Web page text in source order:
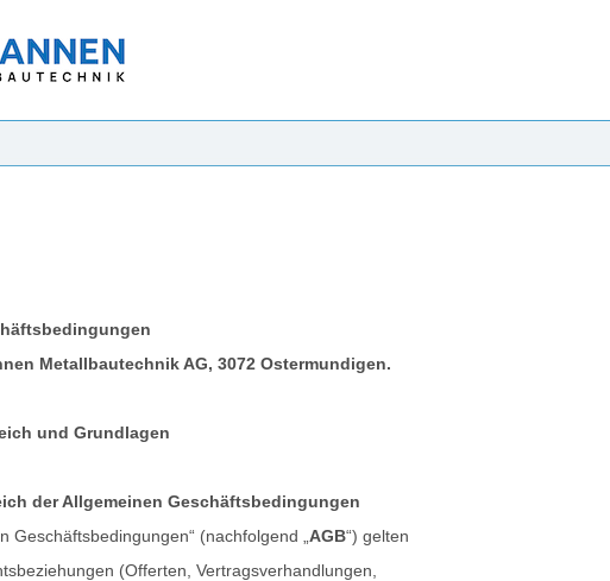
Metallbautechnik AG, 3072 Ostermundigen.
und Grundlagen
der Allgemeinen Geschäftsbedingungen
Geschäftsbedingungen“ (nachfolgend „ AGB“) gelten
(Offerten, Vertragsverhandlungen,